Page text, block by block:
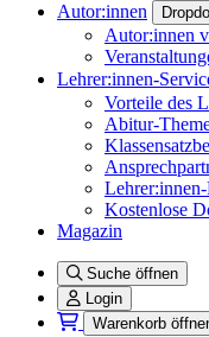
Autor:innen
Autor:innen
Lehrer:innen-
Vorteile des
Abitur-
Kostenlose
Magazin
Suche öffnen
Login
Warenkorb